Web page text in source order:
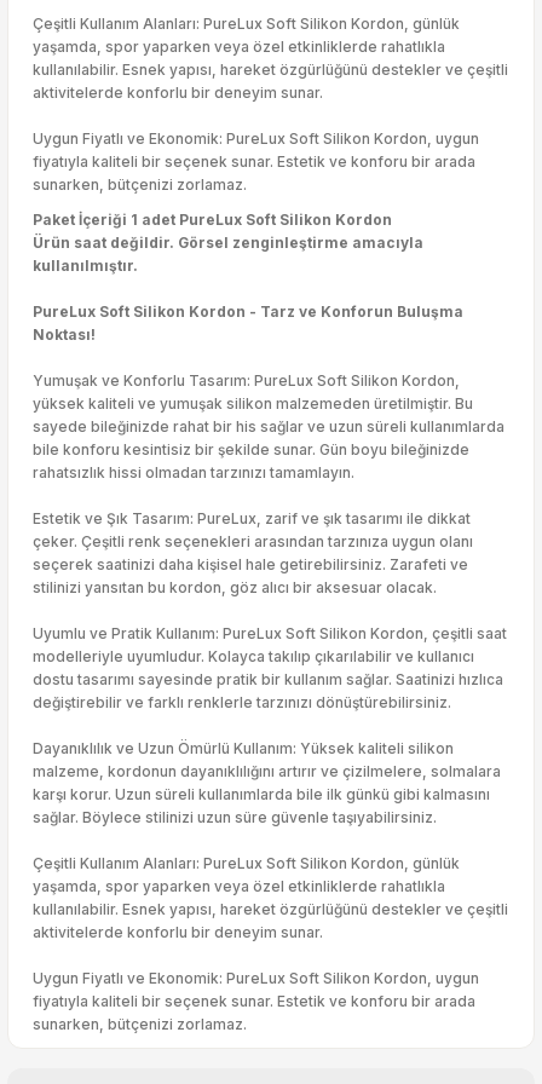
Çeşitli Kullanım Alanları: PureLux Soft Silikon Kordon, günlük
yaşamda, spor yaparken veya özel etkinliklerde rahatlıkla
kullanılabilir. Esnek yapısı, hareket özgürlüğünü destekler ve çeşitli
aktivitelerde konforlu bir deneyim sunar.
Uygun Fiyatlı ve Ekonomik: PureLux Soft Silikon Kordon, uygun
fiyatıyla kaliteli bir seçenek sunar. Estetik ve konforu bir arada
sunarken, bütçenizi zorlamaz.
Paket İçeriği 1 adet PureLux Soft Silikon Kordon
Ürün saat değildir. Görsel zenginleştirme amacıyla
kullanılmıştır.
PureLux Soft Silikon Kordon - Tarz ve Konforun Buluşma
Noktası!
Yumuşak ve Konforlu Tasarım: PureLux Soft Silikon Kordon,
yüksek kaliteli ve yumuşak silikon malzemeden üretilmiştir. Bu
sayede bileğinizde rahat bir his sağlar ve uzun süreli kullanımlarda
bile konforu kesintisiz bir şekilde sunar. Gün boyu bileğinizde
rahatsızlık hissi olmadan tarzınızı tamamlayın.
Estetik ve Şık Tasarım: PureLux, zarif ve şık tasarımı ile dikkat
çeker. Çeşitli renk seçenekleri arasından tarzınıza uygun olanı
seçerek saatinizi daha kişisel hale getirebilirsiniz. Zarafeti ve
stilinizi yansıtan bu kordon, göz alıcı bir aksesuar olacak.
Uyumlu ve Pratik Kullanım: PureLux Soft Silikon Kordon, çeşitli saat
modelleriyle uyumludur. Kolayca takılıp çıkarılabilir ve kullanıcı
dostu tasarımı sayesinde pratik bir kullanım sağlar. Saatinizi hızlıca
değiştirebilir ve farklı renklerle tarzınızı dönüştürebilirsiniz.
Dayanıklılık ve Uzun Ömürlü Kullanım: Yüksek kaliteli silikon
malzeme, kordonun dayanıklılığını artırır ve çizilmelere, solmalara
karşı korur. Uzun süreli kullanımlarda bile ilk günkü gibi kalmasını
sağlar. Böylece stilinizi uzun süre güvenle taşıyabilirsiniz.
Çeşitli Kullanım Alanları: PureLux Soft Silikon Kordon, günlük
yaşamda, spor yaparken veya özel etkinliklerde rahatlıkla
kullanılabilir. Esnek yapısı, hareket özgürlüğünü destekler ve çeşitli
aktivitelerde konforlu bir deneyim sunar.
Uygun Fiyatlı ve Ekonomik: PureLux Soft Silikon Kordon, uygun
fiyatıyla kaliteli bir seçenek sunar. Estetik ve konforu bir arada
sunarken, bütçenizi zorlamaz.